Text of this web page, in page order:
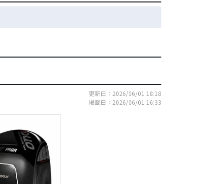
更新日：2026/06/01 18:18
掲載日：2026/06/01 16:33